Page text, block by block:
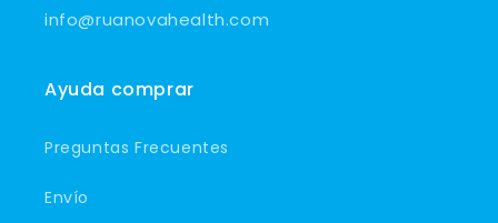
info@ruanovahealth.com
Ayuda comprar
Preguntas Frecuentes
Envío